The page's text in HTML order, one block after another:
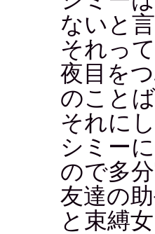
ないと
それっ
夜目を
のこと
それに
シミー
ので多
友達の
と束縛